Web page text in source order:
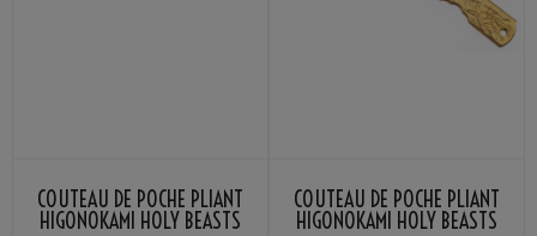
COUTEAU DE POCHE PLIANT
HIGONOKAMI HOLY BEASTS
COUTEAU DE POCHE PLIANT
HIGONOKAMI HOLY BEASTS